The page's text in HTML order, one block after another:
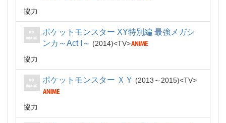
協力
ポケットモンスター XY特別編 最強メガシ
ンカ～Act I～
2014
TV
協力
ポケットモンスター ＸＹ 2013～2015 TV
協力